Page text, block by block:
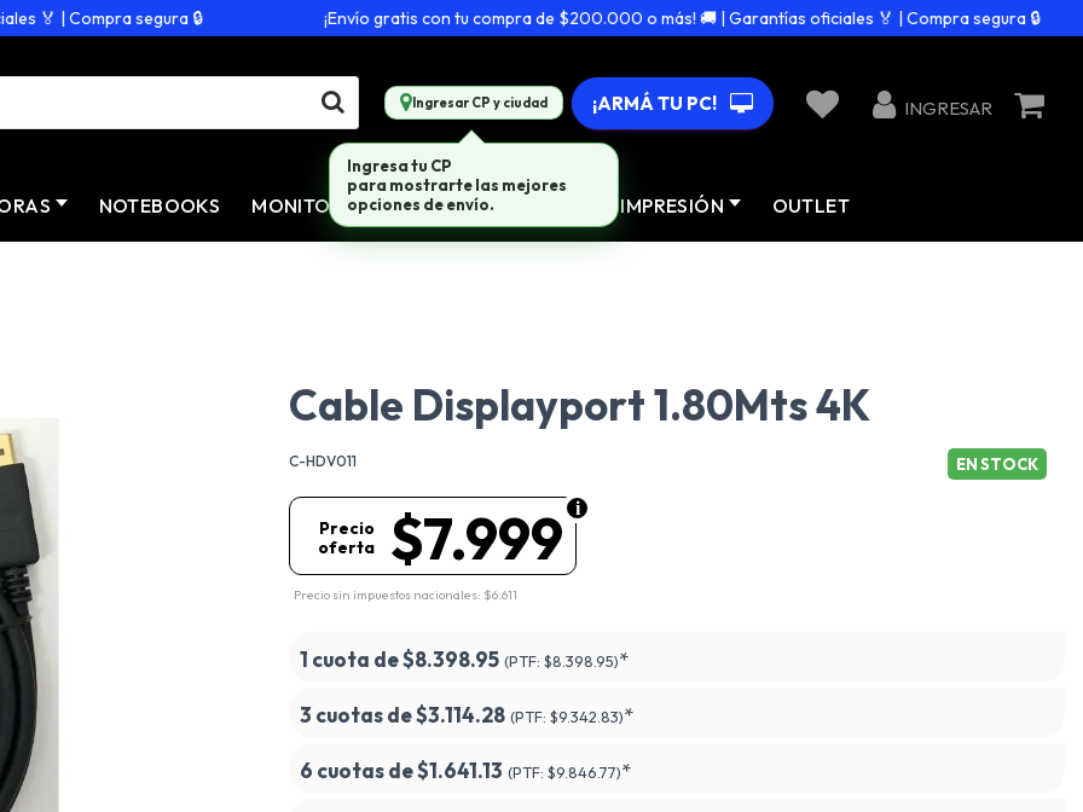
| Compra segura 🔒 ¡Envío gratis con tu compra de $200.000 o más! 🚚 | Garantías oficiales 🏅 | Compra segura 🔒
Ingresar CP y ciudad ¡ARMÁ TU PC! INGRESAR
NOTEBOOKS MONITORES CONECTIVIDAD IMPRESIÓN OUTLET
Cable Displayport 1.80Mts 4K
C-HDV011 EN STOCK
$7.999
Precio
oferta
Precio sin impuestos nacionales: $6.611
1 cuota de$8.398.95 (PTF: $8.398.95)*
3 cuotas de$3.114.28 (PTF: $9.342.83)*
6 cuotas de$1.641.13 (PTF: $9.846.77)*
Ingresa tu CP
para mostrarte las mejores
opciones de envío.